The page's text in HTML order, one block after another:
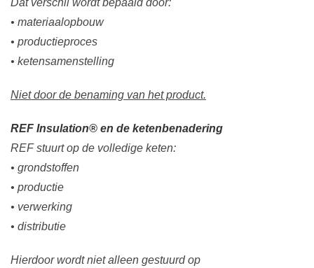
Dat verschil wordt bepaald door:
• materiaalopbouw
• productieproces
• ketensamenstelling
Niet door de benaming van het product.
REF Insulation® en de ketenbenadering
REF stuurt op de volledige keten:
• grondstoffen
• productie
• verwerking
• distributie
Hierdoor wordt niet alleen gestuurd op